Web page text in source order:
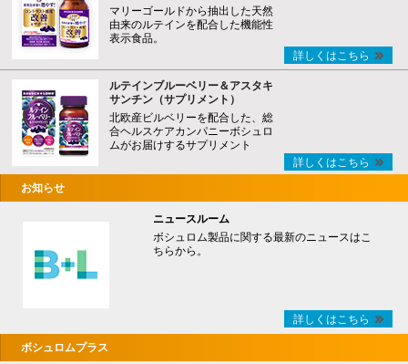
マリーゴールドから抽出した天然
由来のルテインを配合した機能性
表示食品。
詳しくはこちら
ルテインブルーベリー＆アスタキ
サンチン（サプリメント）
北欧産ビルベリーを配合した、総
合ヘルスケアカンパニーボシュロ
ムがお届けするサプリメント
詳しくはこちら
お知らせ
ニュースルーム
ボシュロム製品に関する最新のニュースはこ
ちらから。
詳しくはこちら
ボシュロムプラス